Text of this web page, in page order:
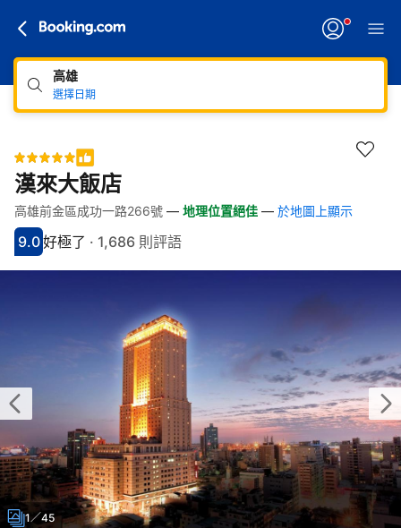
高雄
選擇日期
漢來大飯店
快速連結
跳至住宿介紹
跳至熱門設施
跳至客房類型
跳至訂房政策
高雄前金區成功一路266號 — 地理位置絕佳 — 於地圖上顯示
分數9分
9.0
評比好極了
好極了 · 1,686 則評語
1／45